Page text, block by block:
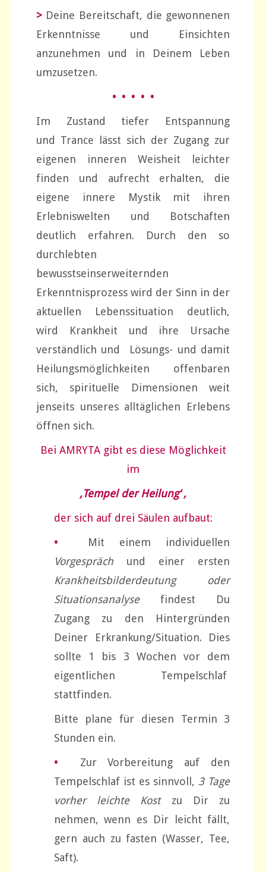
>Deine Bereitschaft, die gewonnenen
Erkenntnisse und Einsichten
anzunehmen und in Deinem Leben
umzusetzen.
• • • • •
Im Zustand tiefer Entspannung
und Trance lässt sich der Zugang zur
eigenen inneren Weisheit leichter
finden und aufrecht erhalten, die
eigene innere Mystik mit ihren
Erlebniswelten und Botschaften
deutlich erfahren. Durch den so
durchlebten
bewusstseinserweiternden
Erkenntnisprozess wird der Sinn in der
aktuellen Lebenssituation deutlich,
wird Krankheit und ihre Ursache
verständlich und Lösungs- und damit
Heilungsmöglichkeiten offenbaren
sich, spirituelle Dimensionen weit
jenseits unseres alltäglichen Erlebens
öffnen sich.
Bei AMRYTA gibt es diese Möglichkeit
im
‚Tempel der Heilung‘ ,
der sich auf drei Säulen aufbaut:
•Mit einem individuellen
Vorgesprächund einer ersten
Krankheitsbilderdeutung oder
Situationsanalysefindest Du
Zugang zu den Hintergründen
Deiner Erkrankung/Situation. Dies
sollte 1 bis 3 Wochen vor dem
eigentlichen Tempelschlaf
stattfinden.
Bitte plane für diesen Termin 3
Stunden ein.
•Zur Vorbereitung auf den
Tempelschlaf ist es sinnvoll, 3 Tage
vorher leichte Kostzu Dir zu
nehmen, wenn es Dir leicht fällt,
gern auch zu fasten (Wasser, Tee,
Saft).